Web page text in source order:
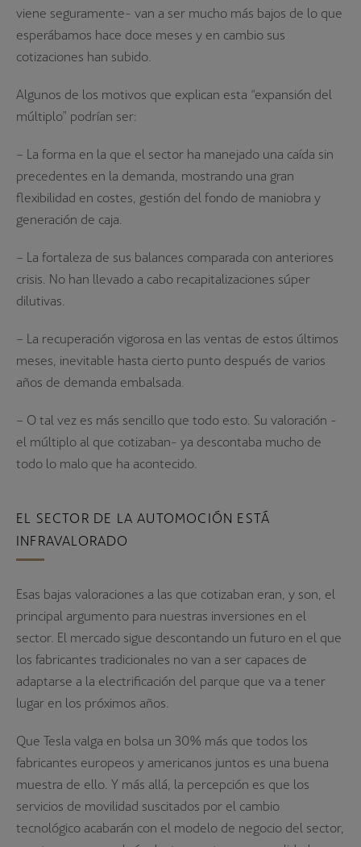
viene seguramente- van a ser mucho más bajos de lo que
esperábamos hace doce meses y en cambio sus
cotizaciones han subido.
Algunos de los motivos que explican esta “expansión del
múltiplo” podrían ser:
– La forma en la que el sector ha manejado una caída sin
precedentes en la demanda, mostrando una gran
flexibilidad en costes, gestión del fondo de maniobra y
generación de caja.
– La fortaleza de sus balances comparada con anteriores
crisis. No han llevado a cabo recapitalizaciones súper
dilutivas.
– La recuperación vigorosa en las ventas de estos últimos
meses, inevitable hasta cierto punto después de varios
años de demanda embalsada.
– O tal vez es más sencillo que todo esto. Su valoración -
el múltiplo al que cotizaban- ya descontaba mucho de
todo lo malo que ha acontecido.
EL SECTOR DE LA AUTOMOCIÓN ESTÁ
INFRAVALORADO
Esas bajas valoraciones a las que cotizaban eran, y son, el
principal argumento para nuestras inversiones en el
sector. El mercado sigue descontando un futuro en el que
los fabricantes tradicionales no van a ser capaces de
adaptarse a la electrificación del parque que va a tener
lugar en los próximos años.
Que Tesla valga en bolsa un 30% más que todos los
fabricantes europeos y americanos juntos es una buena
muestra de ello. Y más allá, la percepción es que los
servicios de movilidad suscitados por el cambio
tecnológico acabarán con el modelo de negocio del sector,